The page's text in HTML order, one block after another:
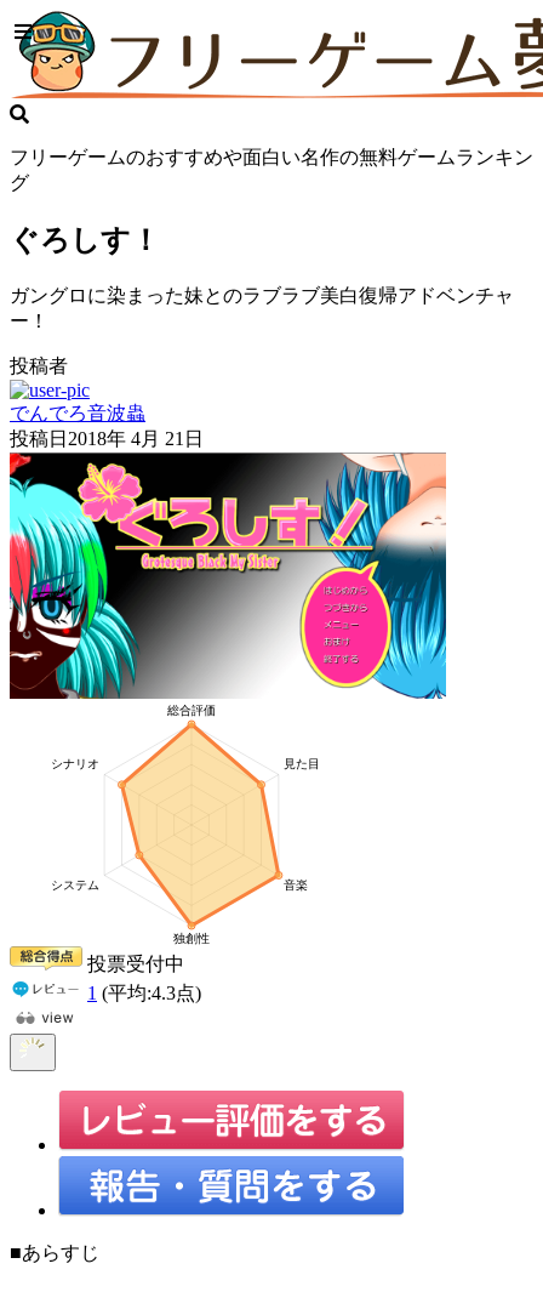
フリーゲームのおすすめや面白い名作の無料ゲームランキン
グ
ぐろしす！
ガングロに染まった妹とのラブラブ美白復帰アドベンチャ
ー！
投稿者
でんでろ音波蟲
投稿日 2018年 4月 21日
投票受付中
1 (平均:4.3点)
■あらすじ